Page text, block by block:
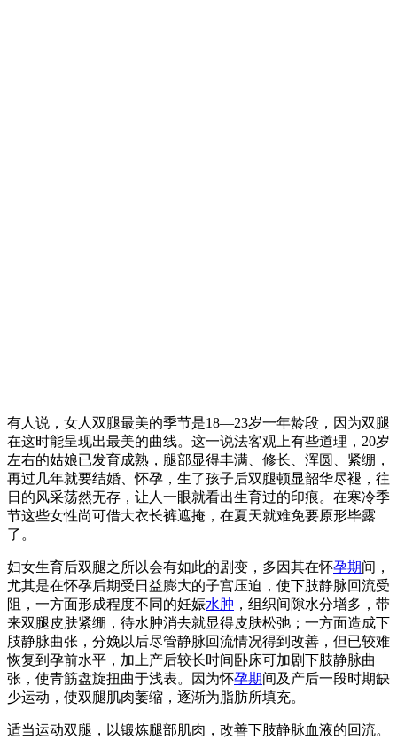
有人说，女人双腿最美的季节是18—23岁一年龄段，因为双腿
在这时能呈现出最美的曲线。这一说法客观上有些道理，20岁
左右的姑娘已发育成熟，腿部显得丰满、修长、浑圆、紧绷，
再过几年就要结婚、怀孕，生了孩子后双腿顿显韶华尽褪，往
日的风采荡然无存，让人一眼就看出生育过的印痕。在寒冷季
节这些女性尚可借大衣长裤遮掩，在夏天就难免要原形毕露
了。
妇女生育后双腿之所以会有如此的剧变，多因其在怀孕期间，
尤其是在怀孕后期受日益膨大的子宫压迫，使下肢静脉回流受
阻，一方面形成程度不同的妊娠水肿 ，组织间隙水分增多，带
来双腿皮肤紧绷，待水肿消去就显得皮肤松弛；一方面造成下
肢静脉曲张，分娩以后尽管静脉回流情况得到改善，但已较难
恢复到孕前水平，加上产后较长时间卧床可加剧下肢静脉曲
张，使青筋盘旋扭曲于浅表。因为怀孕期间及产后一段时期缺
少运动，使双腿肌肉萎缩，逐渐为脂肪所填充。
适当运动双腿，以锻炼腿部肌肉，改善下肢静脉血液的回流。